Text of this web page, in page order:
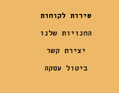
שירות לקוחות
החנויות שלנו
יצירת קשר
ביטול עסקה